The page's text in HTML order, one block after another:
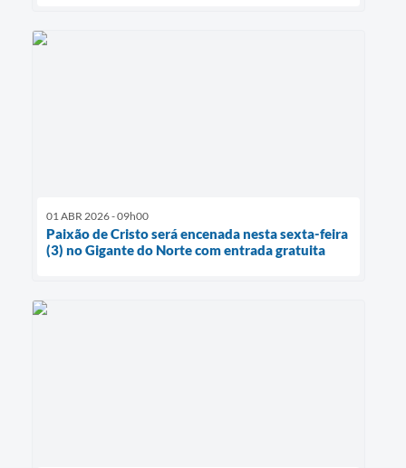
01 ABR 2026 - 09h00
Paixão de Cristo será encenada nesta sexta-feira
(3) no Gigante do Norte com entrada gratuita